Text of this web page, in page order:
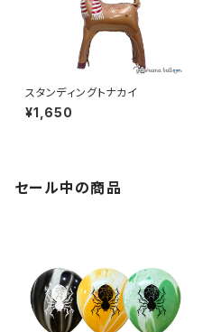
スタンディングトナカイ
¥1,650
セール中の商品